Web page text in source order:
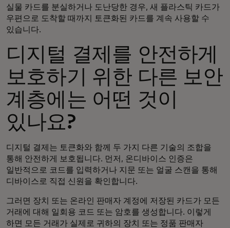
실물 카드를 분실하거나 도난당한 경우, 새 플라스틱 카드가
우편으로 도착할 때까지 토큰화된 카드를 계속 사용할 수
있습니다.
디지털 결제를 안전하게
보호하기 위한 다른 보안
계층에는 어떤 것이
있나요?
디지털 결제는 토큰화와 함께 두 가지 다른 기술의 조합을
통해 안전하게 보호됩니다. 먼저, 온디바이스 인증은
일반적으로 코드를 입력하거나 지문 또는 얼굴 스캔을 통해
디바이스로 직접 신원을 확인합니다.
그러면 장치 또는 온라인 판매자 계정에 저장된 카드가 모든
거래에 대해 일회용 코드 또는 암호를 생성합니다. 이렇게
하면 모든 거래가 실제로 귀하의 장치 또는 정품 판매자